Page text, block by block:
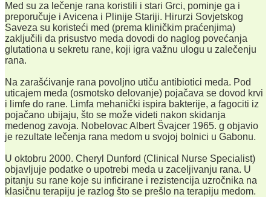
Med su za lečenje rana koristili i stari Grci, pominje ga i
preporučuje i Avicena i Plinije Stariji. Hirurzi Sovjetskog
Saveza su koristeći med (prema kliničkim praćenjima)
zaključili da prisustvo meda dovodi do naglog povećanja
glutationa u sekretu rane, koji igra važnu ulogu u zalečenju
rana.
Na zarašćivanje rana povoljno utiču antibiotici meda. Pod
uticajem meda (osmotsko delovanje) pojačava se dovod krvi
i limfe do rane. Limfa mehanički ispira bakterije, a fagociti iz
pojačano ubijaju, što se može videti nakon skidanja
medenog zavoja. Nobelovac Albert Švajcer 1965. g objavio
je rezultate lečenja rana medom u svojoj bolnici u Gabonu.
U oktobru 2000. Cheryl Dunford (Clinical Nurse Specialist)
objavljuje podatke o upotrebi meda u zaceljivanju rana. U
pitanju su rane koje su inficirane i rezistencija uzročnika na
klasičnu terapiju je razlog što se prešlo na terapiju medom.